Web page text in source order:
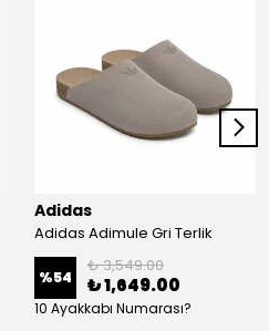
Adidas
Adidas Adimule Gri Terlik
%54
₺ 3,549.00
₺ 1,649.00
10 Ayakkabı Numarası?